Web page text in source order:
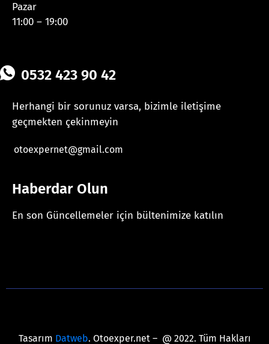
Pazar
11:00 – 19:00
0532 423 90 42
Herhangi bir sorunuz varsa, bizimle iletişime
geçmekten çekinmeyin
otoexpernet@gmail.com
Haberdar Olun
En son Güncellemeler için bültenimize katılın
Tasarım Datweb. Otoexper.net – @ 2022. Tüm Hakları